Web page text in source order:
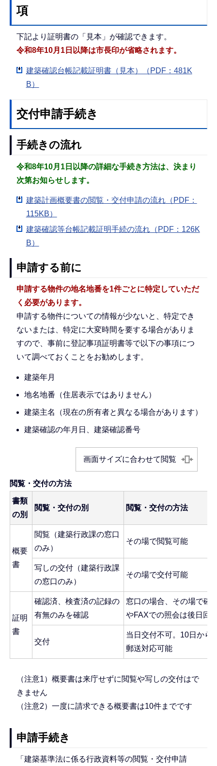
項
下記より証明書の「見本」が確認できます。
令和8年10月1日以降は市長印が省略されます。
建築確認台帳記載証明書（見本）（PDF：481K
B）
交付申請手続き
手続きの流れ
令和8年10月1日以降の詳細な手続き方法は、決まり
次第お知らせします。
建築計画概要書の閲覧・交付申請の流れ（PDF：
115KB）
建築確認等台帳記載証明手続の流れ（PDF：126K
B）
申請する前に
申請する物件の地名地番を1件ごとに特定していただ
く必要があります。
申請する物件についての情報が少ないと、特定でき
ないまたは、特定に大変時間を要する場合がありま
すので、事前に登記事項証明書等で以下の事項につ
いて調べておくことをお勧めします。
建築年月
地名地番（住居表示ではありません）
建築主名（現在の所有者と異なる場合があります）
建築確認の年月日、建築確認番号
画面サイズに合わせて閲覧
閲覧・交付の方法
書類
の別
閲覧・交付の別 閲覧・交付の方法
概要
書
閲覧（建築行政課の窓口
のみ）
その場で閲覧可能
写しの交付（建築行政課
の窓口のみ）
その場で交付可能
証明
書
確認済、検査済の記録の
有無のみを確認
窓口の場合、その場で確
やFAXでの照会は後日回
交付
当日交付不可。10日から
郵送対応可能
（注意1）概要書は来庁せずに閲覧や写しの交付はで
きません
（注意2）一度に請求できる概要書は10件までです
申請手続き
「建築基準法に係る行政資料等の閲覧・交付申請